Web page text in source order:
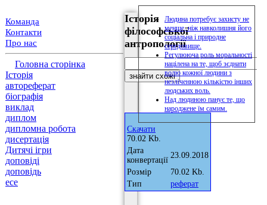
Команда
Контакти
Про нас
Головна сторінка
Історія
автореферат
біографія
виклад
диплом
дипломна робота
дисертація
Дитячі ігри
доповіді
доповідь
есе
Історія
філософської
антропології
Скачати
70.02 Kb.
Дата
конвертації
23.09.2018
Розмір
70.02 Kb.
Тип
реферат
Людина потребує захисту не
менше, ніж навколишня його
соціальна і природне
середовище.
Регулююча роль моральності
націлена на те, щоб зєднати
волю кожної людини з
незліченною кількістю інших
людських воль.
Над людиною панує те, що
народжене їм самим.